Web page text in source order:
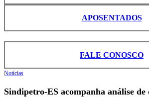
APOSENTADOS
FALE CONOSCO
Notícias
Sindipetro-ES acompanha análise